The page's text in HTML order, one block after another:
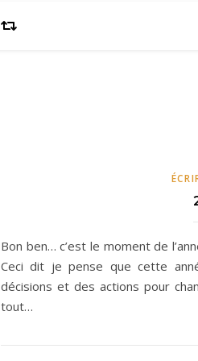
Bon ben… c’est le moment de
Ceci dit je pense que cette
décisions et des actions pour
tout…